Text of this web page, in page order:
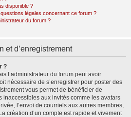
disponible ?
légales concernant ce forum ?
du forum ?
et d’enregistrement
?
l’administrateur du forum peut avoir
nécessaire de s’enregistrer pour poster des
vous permet de bénéficier de
inaccessibles aux invités comme les avatars
l’envoi de courriels aux autres membres,
création d’un compte est rapide et vivement